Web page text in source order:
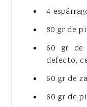
4
80 gr de
60 gr
defecto,
60 gr de
60 gr de